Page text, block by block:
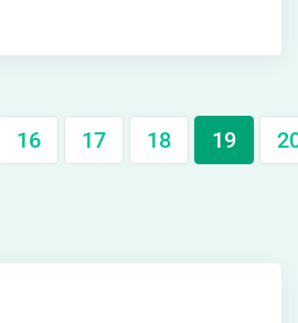
16 17 18 19